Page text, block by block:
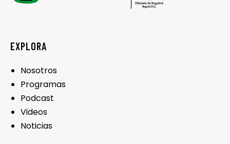
EXPLORA
Nosotros
Programas
Podcast
Videos
Noticias